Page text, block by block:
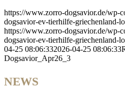
https://www.zorro-dogsavior.de/wp-
dogsavior-ev-tierhilfe-griechenland-
https://www.zorro-dogsavior.de/wp-
dogsavior-ev-tierhilfe-griechenland-
04-25 08:06:332026-04-25 08:06:33
Dogsavior_Apr26_3
NEWS